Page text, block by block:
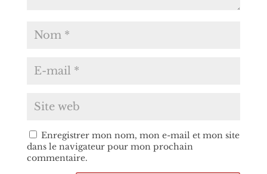
Enregistrer mon nom, mon e-mail et mon site
dans le navigateur pour mon prochain
commentaire.